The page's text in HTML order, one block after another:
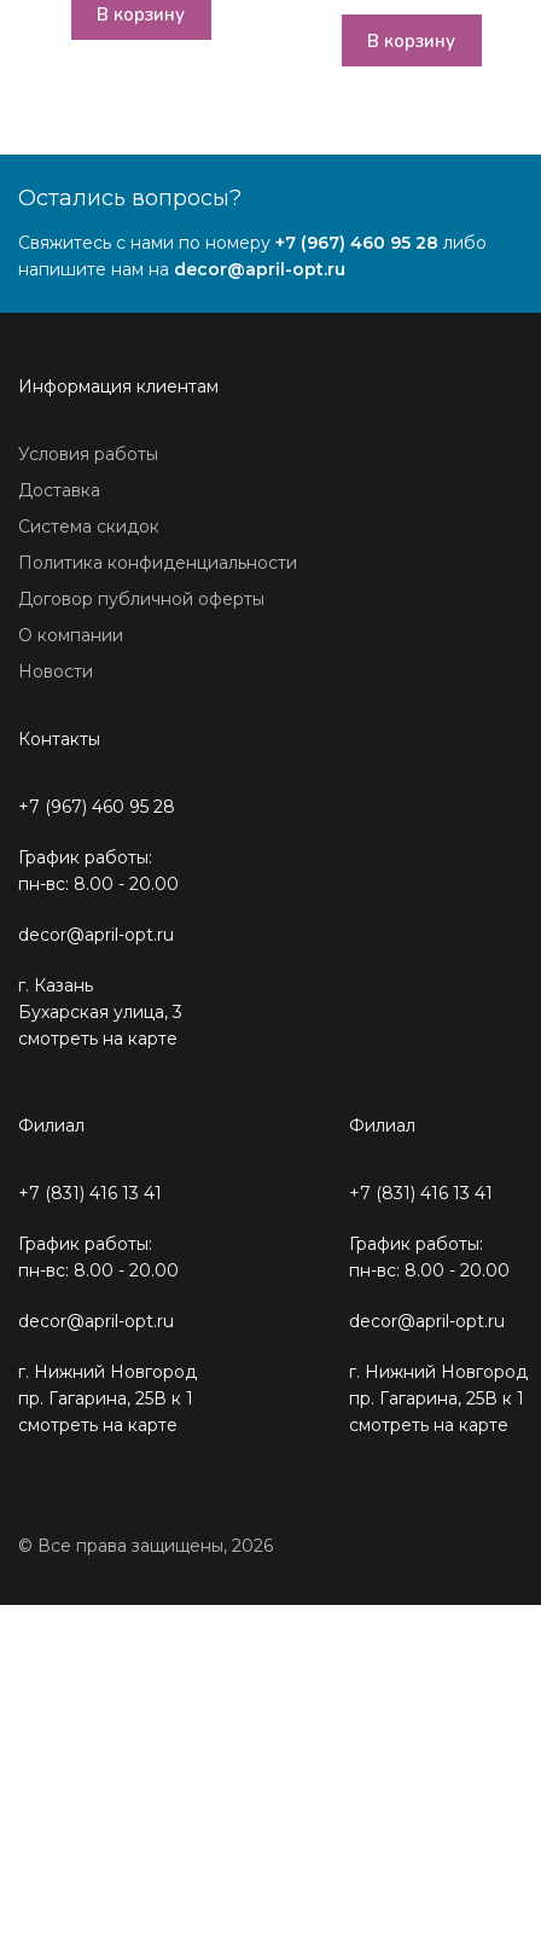
В корзину
В корзину
Остались вопросы?
Свяжитесь с нами по номеру +7 (967) 460 95 28 либо
напишите нам на decor@april-opt.ru
Информация клиентам
Условия работы
Доставка
Система скидок
Политика конфиденциальности
Договор публичной оферты
О компании
Новости
Контакты
+7 (967) 460 95 28
График работы:
пн-вс: 8.00 - 20.00
decor@april-opt.ru
г. Казань
Бухарская улица, 3
смотреть на карте
Филиал
+7 (831) 416 13 41
График работы:
пн-вс: 8.00 - 20.00
decor@april-opt.ru
г. Нижний Новгород
пр. Гагарина, 25В к 1
смотреть на карте
Филиал
+7 (831) 416 13 41
График работы:
пн-вс: 8.00 - 20.00
decor@april-opt.ru
г. Нижний Новгород
пр. Гагарина, 25В к 1
смотреть на карте
© Все права защищены, 2026